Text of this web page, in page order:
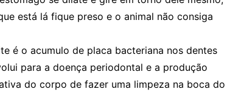
está lá fique preso e o animal não consiga
é o acumulo de placa bacteriana nos dentes
para a doença periodontal e a produção
do corpo de fazer uma limpeza na boca do